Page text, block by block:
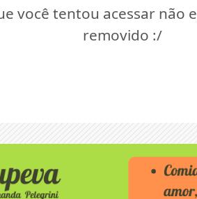
você tentou acessar
removido :/